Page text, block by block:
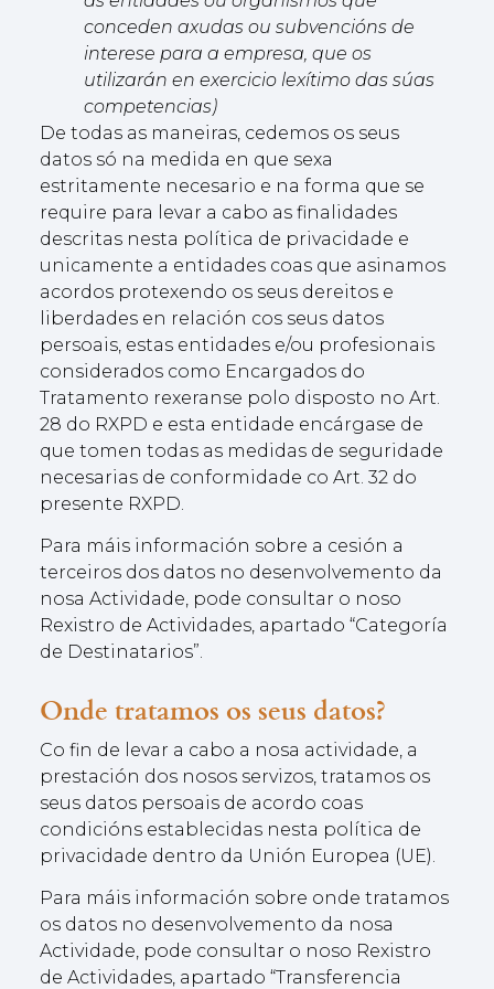
conceden axudas ou subvencións de
interese para a empresa, que os
utilizarán en exercicio lexítimo das súas
competencias)
De todas as maneiras, cedemos os seus
datos só na medida en que sexa
estritamente necesario e na forma que se
require para levar a cabo as finalidades
descritas nesta política de privacidade e
unicamente a entidades coas que asinamos
acordos protexendo os seus dereitos e
liberdades en relación cos seus datos
persoais, estas entidades e/ou profesionais
considerados como Encargados do
Tratamento rexeranse polo disposto no Art.
28 do RXPD e esta entidade encárgase de
que tomen todas as medidas de seguridade
necesarias de conformidade co Art. 32 do
presente RXPD.
Para máis información sobre a cesión a
terceiros dos datos no desenvolvemento da
nosa Actividade, pode consultar o noso
Rexistro de Actividades, apartado “Categoría
de Destinatarios”.
Onde tratamos os seus datos?
Co fin de levar a cabo a nosa actividade, a
prestación dos nosos servizos, tratamos os
seus datos persoais de acordo coas
condicións establecidas nesta política de
privacidade dentro da Unión Europea (UE).
Para máis información sobre onde tratamos
os datos no desenvolvemento da nosa
Actividade, pode consultar o noso Rexistro
de Actividades, apartado “Transferencia